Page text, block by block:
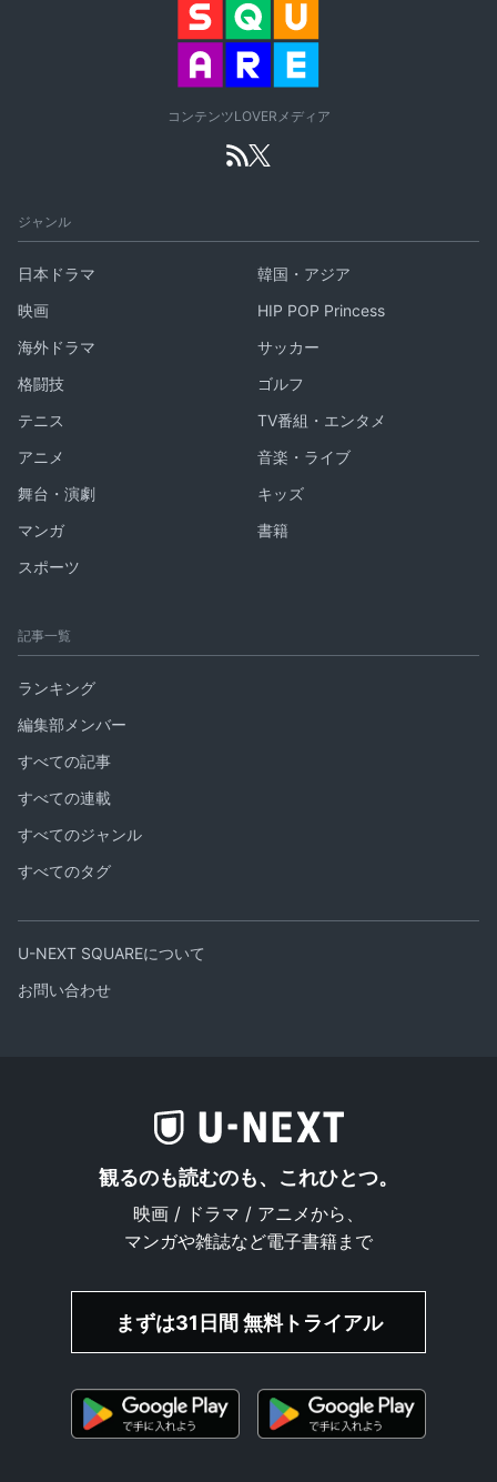
コンテンツLOVERメディア
ジャンル
日本ドラマ
韓国・アジア
映画
HIP POP Princess
海外ドラマ
サッカー
格闘技
ゴルフ
テニス
TV番組・エンタメ
アニメ
音楽・ライブ
舞台・演劇
キッズ
マンガ
書籍
スポーツ
記事一覧
ランキング
編集部メンバー
すべての記事
すべての連載
すべてのジャンル
すべてのタグ
U-NEXT SQUAREについて
お問い合わせ
観るのも読むのも、これひとつ。
映画 / ドラマ / アニメから、
マンガや雑誌など電子書籍まで
まずは31日間 無料トライアル